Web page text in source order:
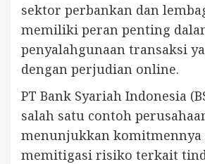
sektor perbankan dan
memiliki peran penting
penyalahgunaan transaksi
dengan perjudian online.
PT Bank Syariah Indonesia
salah satu contoh
menunjukkan komitmennya
memitigasi risiko terkait